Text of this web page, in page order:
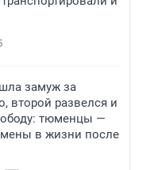
замуж за
второй развелся и
тюменцы —
в жизни после